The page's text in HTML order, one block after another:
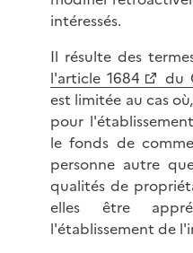
intéressés.
Il résulte des
l'article 1684
du
est limitée au cas
pour
le fonds de
personne autre
qualités de
elles être
l'établissement de